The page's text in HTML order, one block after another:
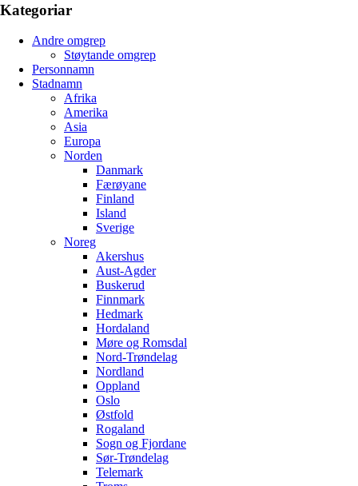
Kategoriar
Andre omgrep
Støytande omgrep
Personnamn
Stadnamn
Afrika
Amerika
Asia
Europa
Norden
Danmark
Færøyane
Finland
Island
Sverige
Noreg
Akershus
Aust-Agder
Buskerud
Finnmark
Hedmark
Hordaland
Møre og Romsdal
Nord-Trøndelag
Nordland
Oppland
Oslo
Østfold
Rogaland
Sogn og Fjordane
Sør-Trøndelag
Telemark